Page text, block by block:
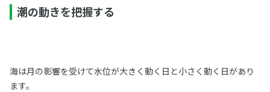
潮の動きを把握する
海は月の影響を受けて水位が大きく動く日と小さく動く日があり
ます。